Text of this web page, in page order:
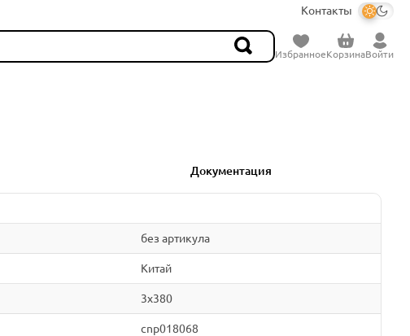
Контакты
ИзбранноеКорзинаВойти
Документация
без артикула
Китай
3x380
cnp018068